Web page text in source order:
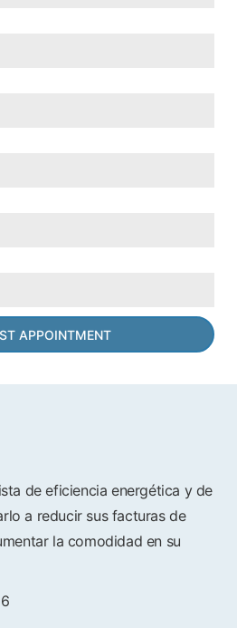
de eficiencia energética y de
a reducir sus facturas de
la comodidad en su